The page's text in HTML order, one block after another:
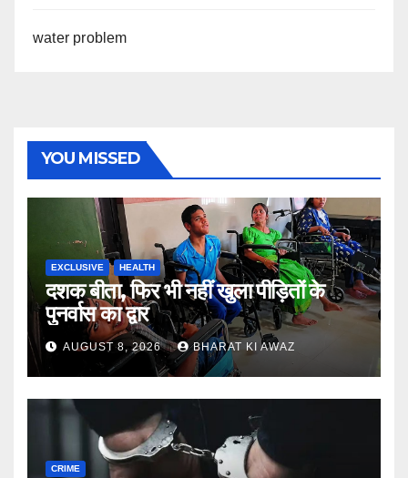
water problem
YOU MISSED
EXCLUSIVE HEALTH
दशक बीता, फिर भी नहीं खुला पीड़ितों के
पुनर्वास का द्वार
AUGUST 8, 2026 BHARAT KI AWAZ
CRIME